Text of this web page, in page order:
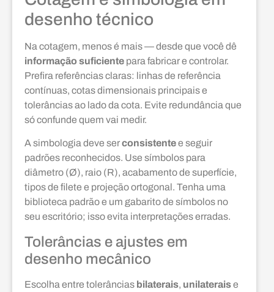
desenho técnico
Na cotagem, menos é mais — desde que você dê
informação suficiente para fabricar e controlar.
Prefira referências claras: linhas de referência
contínuas, cotas dimensionais principais e
tolerâncias ao lado da cota. Evite redundância que
só confunde quem vai medir.
A simbologia deve serconsistentee seguir
padrões reconhecidos. Use símbolos para
diâmetro (Ø), raio (R), acabamento de superfície,
tipos de filete e projeção ortogonal. Tenha uma
biblioteca padrão e um gabarito de símbolos no
seu escritório; isso evita interpretações erradas.
Tolerâncias e ajustes em
desenho mecânico
Escolha entre tolerâncias bilaterais, unilateraise